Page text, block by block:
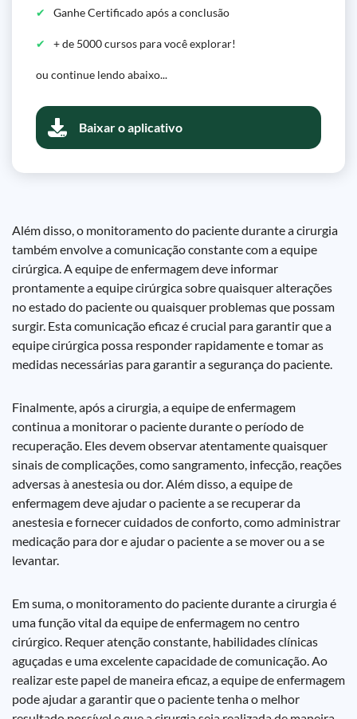
Ganhe Certificado após a conclusão
+ de 5000 cursos para você explorar!
ou continue lendo abaixo...
Baixar o aplicativo
Além disso, o monitoramento do paciente durante a cirurgia
também envolve a comunicação constante com a equipe
cirúrgica. A equipe de enfermagem deve informar
prontamente a equipe cirúrgica sobre quaisquer alterações
no estado do paciente ou quaisquer problemas que possam
surgir. Esta comunicação eficaz é crucial para garantir que a
equipe cirúrgica possa responder rapidamente e tomar as
medidas necessárias para garantir a segurança do paciente.
Finalmente, após a cirurgia, a equipe de enfermagem
continua a monitorar o paciente durante o período de
recuperação. Eles devem observar atentamente quaisquer
sinais de complicações, como sangramento, infecção, reações
adversas à anestesia ou dor. Além disso, a equipe de
enfermagem deve ajudar o paciente a se recuperar da
anestesia e fornecer cuidados de conforto, como administrar
medicação para dor e ajudar o paciente a se mover ou a se
levantar.
Em suma, o monitoramento do paciente durante a cirurgia é
uma função vital da equipe de enfermagem no centro
cirúrgico. Requer atenção constante, habilidades clínicas
aguçadas e uma excelente capacidade de comunicação. Ao
realizar este papel de maneira eficaz, a equipe de enfermagem
pode ajudar a garantir que o paciente tenha o melhor